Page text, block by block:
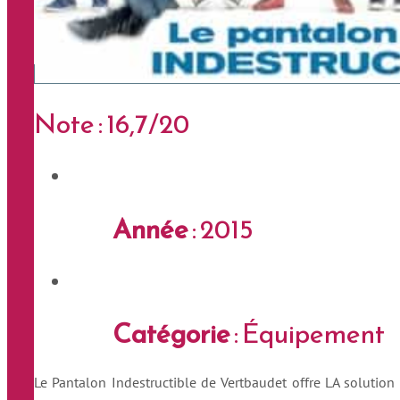
Note : 16,7/20
Année: 2015
Catégorie: Équipement
Le Pantalon Indestructible de Vertbaudet offre LA solution